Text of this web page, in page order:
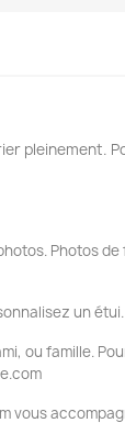
pleinement.
Photos
un étui.
ou famille.